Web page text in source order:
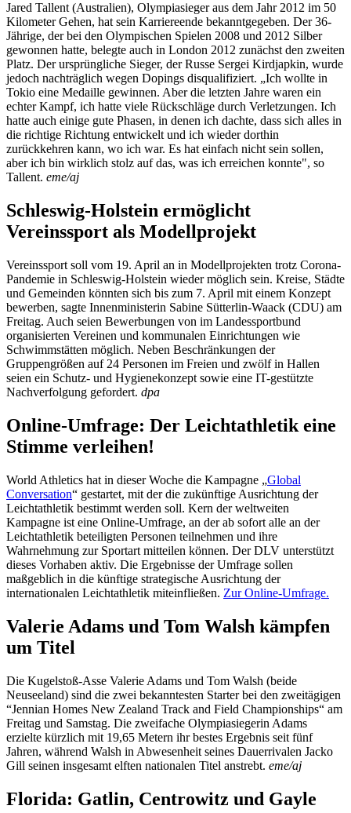
Jared Tallent (Australien), Olympiasieger aus dem Jahr 2012 im 50
Kilometer Gehen, hat sein Karriereende bekanntgegeben. Der 36-
Jährige, der bei den Olympischen Spielen 2008 und 2012 Silber
gewonnen hatte, belegte auch in London 2012 zunächst den zweiten
Platz. Der ursprüngliche Sieger, der Russe Sergei Kirdjapkin, wurde
jedoch nachträglich wegen Dopings disqualifiziert. „Ich wollte in
Tokio eine Medaille gewinnen. Aber die letzten Jahre waren ein
echter Kampf, ich hatte viele Rückschläge durch Verletzungen. Ich
hatte auch einige gute Phasen, in denen ich dachte, dass sich alles in
die richtige Richtung entwickelt und ich wieder dorthin
zurückkehren kann, wo ich war. Es hat einfach nicht sein sollen,
aber ich bin wirklich stolz auf das, was ich erreichen konnte", so
Tallent. eme/aj
Schleswig-Holstein ermöglicht
Vereinssport als Modellprojekt
Vereinssport soll vom 19. April an in Modellprojekten trotz Corona-
Pandemie in Schleswig-Holstein wieder möglich sein. Kreise, Städte
und Gemeinden könnten sich bis zum 7. April mit einem Konzept
bewerben, sagte Innenministerin Sabine Sütterlin-Waack (CDU) am
Freitag. Auch seien Bewerbungen von im Landessportbund
organisierten Vereinen und kommunalen Einrichtungen wie
Schwimmstätten möglich. Neben Beschränkungen der
Gruppengrößen auf 24 Personen im Freien und zwölf in Hallen
seien ein Schutz- und Hygienekonzept sowie eine IT-gestützte
Nachverfolgung gefordert. dpa
Online-Umfrage: Der Leichtathletik eine
Stimme verleihen!
World Athletics hat in dieser Woche die Kampagne „Global
Conversation“ gestartet, mit der die zukünftige Ausrichtung der
Leichtathletik bestimmt werden soll. Kern der weltweiten
Kampagne ist eine Online-Umfrage, an der ab sofort alle an der
Leichtathletik beteiligten Personen teilnehmen und ihre
Wahrnehmung zur Sportart mitteilen können. Der DLV unterstützt
dieses Vorhaben aktiv. Die Ergebnisse der Umfrage sollen
maßgeblich in die künftige strategische Ausrichtung der
internationalen Leichtathletik miteinfließen. Zur Online-Umfrage.
Valerie Adams und Tom Walsh kämpfen
um Titel
Die Kugelstoß-Asse Valerie Adams und Tom Walsh (beide
Neuseeland) sind die zwei bekanntesten Starter bei den zweitägigen
“Jennian Homes New Zealand Track and Field Championships“ am
Freitag und Samstag. Die zweifache Olympiasiegerin Adams
erzielte kürzlich mit 19,65 Metern ihr bestes Ergebnis seit fünf
Jahren, während Walsh in Abwesenheit seines Dauerrivalen Jacko
Gill seinen insgesamt elften nationalen Titel anstrebt. eme/aj
Florida: Gatlin, Centrowitz und Gayle